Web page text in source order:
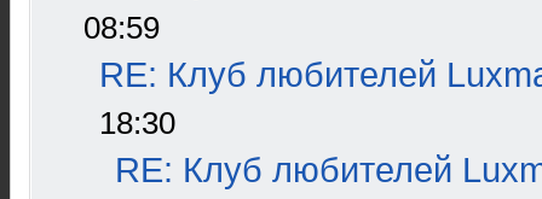
08:59
RE: Клуб любителей
18:30
RE: Клуб любителей